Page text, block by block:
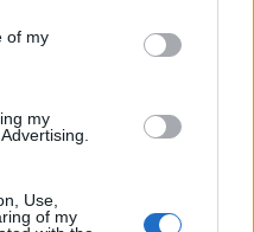
purposes in below Google
of my
my
Use,
of my
Bécsben, ha van elég
tud jó
egyáltalán nem
a csípős fagyos
feldobva. Felfelé a